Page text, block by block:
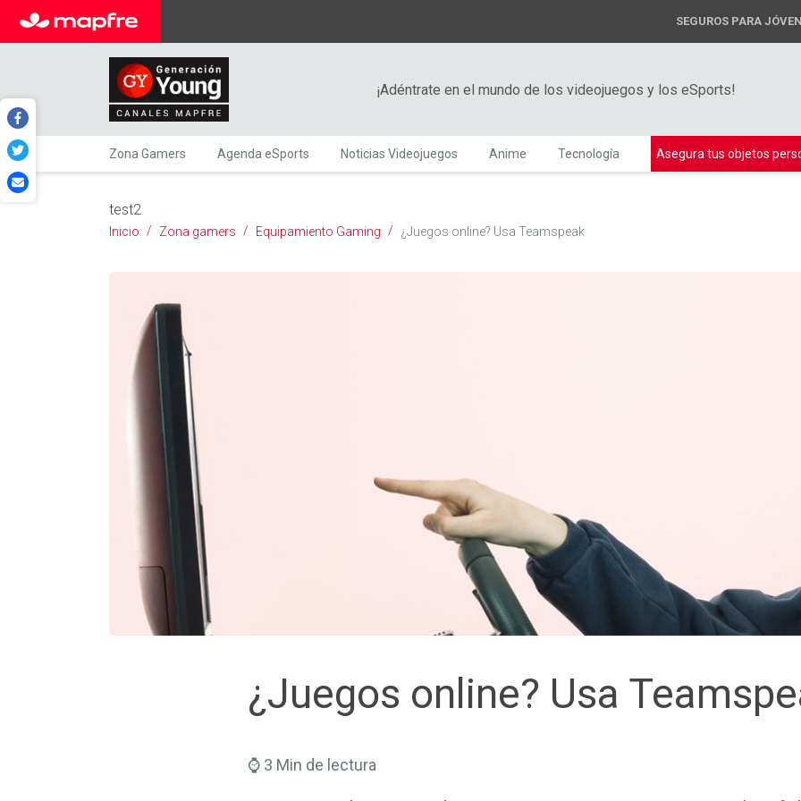
SEGUROS PARA
¡Adéntrate en el mundo de los videojuegos y los eSports!
Zona Gamers Agenda eSports Noticias Videojuegos Anime Tecnología Asegura tus objetos
test2
Inicio Zona gamers Equipamiento Gaming ¿Juegos online? Usa Teamspeak
¿Juegos online? Usa
⌚ 3 Min de lectura